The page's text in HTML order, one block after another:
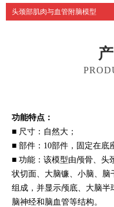
头颈部肌肉与血管附脑模型
功能特点：
■ 尺寸：自然大；
■ 部件：10部件， 固定在底
■ 功能： 该模型由颅骨、头
状切面、大脑镰、小脑、脑
组成，并显示颅底、大脑半
脑神经和脑血管等结构。